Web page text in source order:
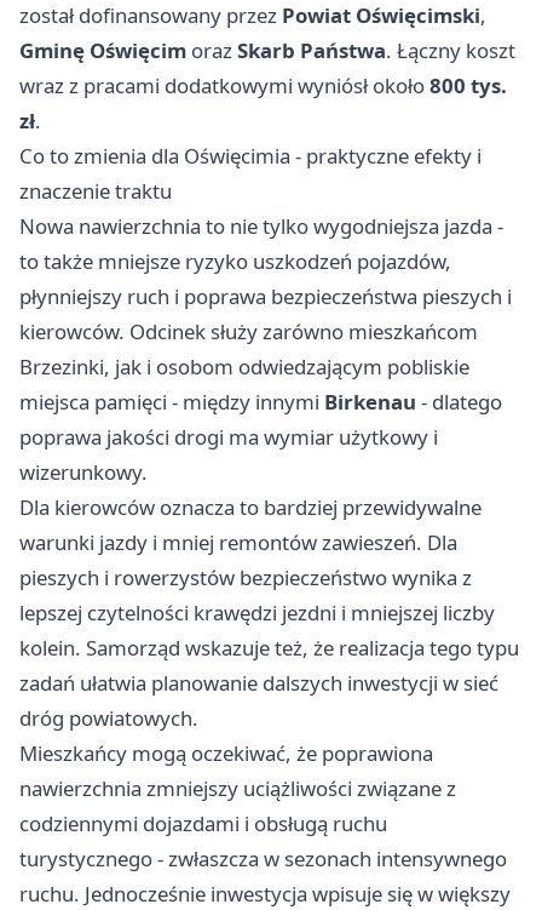
został dofinansowany przez Powiat Oświęcimski,
Gminę Oświęcim orazSkarb Państwa. Łączny koszt
wraz z pracami dodatkowymi wyniósł około800 tys.
zł.
Co to zmienia dla Oświęcimia - praktyczne efekty i
znaczenie traktu
Nowa nawierzchnia to nie tylko wygodniejsza jazda -
to także mniejsze ryzyko uszkodzeń pojazdów,
płynniejszy ruch i poprawa bezpieczeństwa pieszych i
kierowców. Odcinek służy zarówno mieszkańcom
Brzezinki, jak i osobom odwiedzającym pobliskie
miejsca pamięci - między innymi Birkenau - dlatego
poprawa jakości drogi ma wymiar użytkowy i
wizerunkowy.
Dla kierowców oznacza to bardziej przewidywalne
warunki jazdy i mniej remontów zawieszeń. Dla
pieszych i rowerzystów bezpieczeństwo wynika z
lepszej czytelności krawędzi jezdni i mniejszej liczby
kolein. Samorząd wskazuje też, że realizacja tego typu
zadań ułatwia planowanie dalszych inwestycji w sieć
dróg powiatowych.
Mieszkańcy mogą oczekiwać, że poprawiona
nawierzchnia zmniejszy uciążliwości związane z
codziennymi dojazdami i obsługą ruchu
turystycznego - zwłaszcza w sezonach intensywnego
ruchu. Jednocześnie inwestycja wpisuje się w większy